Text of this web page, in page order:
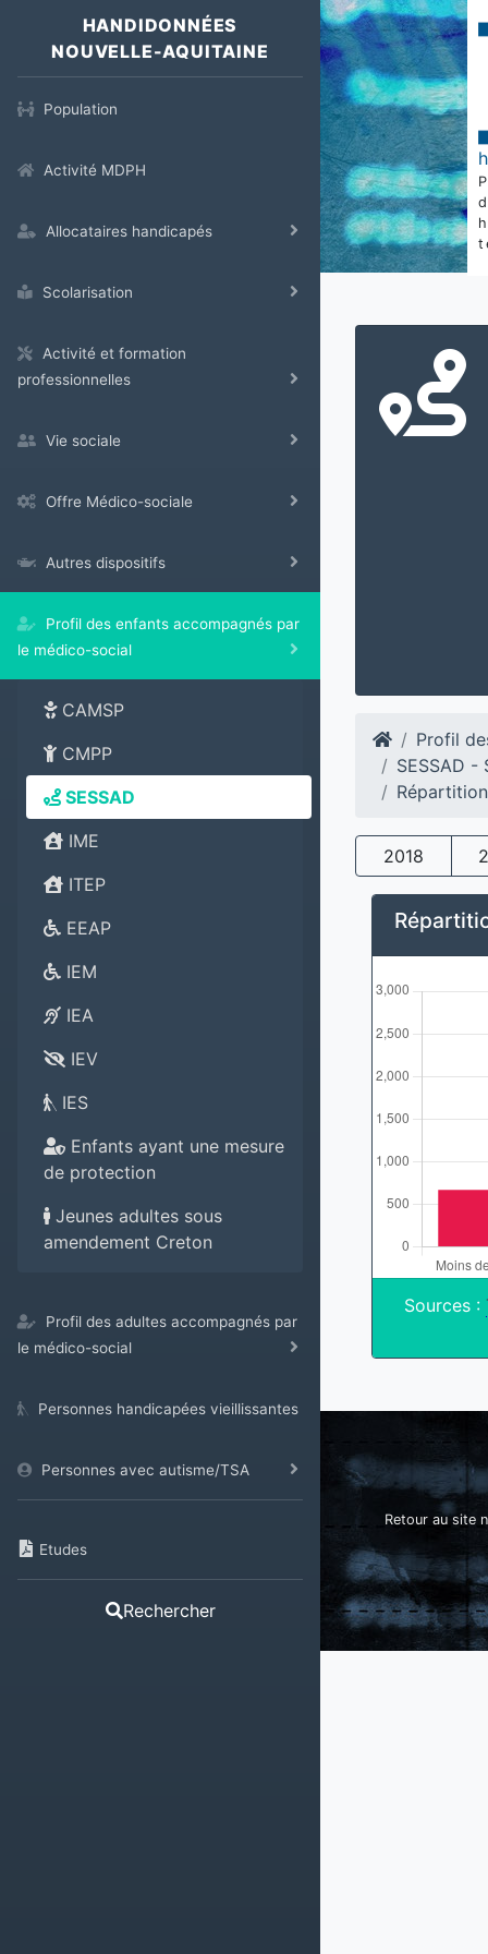
HANDIDONNÉES
NOUVELLE-AQUITAINE
Population
Activité MDPH
Allocataires handicapés
Scolarisation
Activité et formation
professionnelles
Vie sociale
Offre Médico-sociale
Autres dispositifs
Profil des enfants accompagnés par
le médico-social
CAMSP
CMPP
SESSAD
IME
ITEP
EEAP
IEM
IEA
IEV
IES
Enfants ayant une mesure
de protection
Jeunes adultes sous
amendement Creton
Profil des adultes accompagnés par
le médico-social
Personnes handicapées vieillissantes
Personnes avec autisme/TSA
Etudes
Rechercher
Profil
SESSAD
2018
Sources :
Retour au site